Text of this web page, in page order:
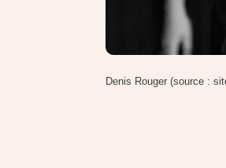
Denis Rouger (source :